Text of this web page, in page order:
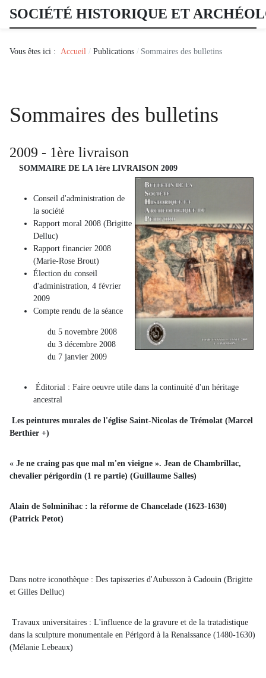
SOCIÉTÉ HISTORIQUE ET
Vous êtes ici : Accueil Publications Sommaires des bulletins
Sommaires des bulletins
2009 - 1ère livraison
SOMMAIRE DE LA 1ère LIVRAISON 2009
Conseil d'administration de
la société
Rapport moral 2008 (Brigitte
Delluc)
Rapport financier 2008
(Marie-Rose Brout)
Élection du conseil
d'administration, 4 février
2009
Compte rendu de la séance
du 5 novembre 2008
du 3 décembre 2008
du 7 janvier 2009
Éditorial : Faire oeuvre utile dans la continuité d'un héritage
ancestral
Les peintures murales de l'église Saint-Nicolas de Trémolat (Marcel
Berthier +)
« Je ne craing pas que mal m'en vieigne ». Jean de Chambrillac,
chevalier périgordin (1 re partie) (Guillaume Salles)
Alain de Solminihac : la réforme de Chancelade (1623-1630)
(Patrick Petot)
Dans notre iconothèque : Des tapisseries d'Aubusson à Cadouin (Brigitte
et Gilles Delluc)
Travaux universitaires : L'influence de la gravure et de la tratadistique
dans la sculpture monumentale en Périgord à la Renaissance (1480-1630)
(Mélanie Lebeaux)